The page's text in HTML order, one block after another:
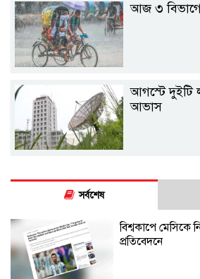
আজ ৩
আগস্টে দুইটি
আভাস
সর্বশেষ
বিশ্বকাপে মেসিকে
প্রতিবেদনে